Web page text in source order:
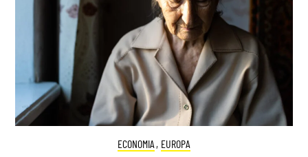
ECONOMIA , EUROPA